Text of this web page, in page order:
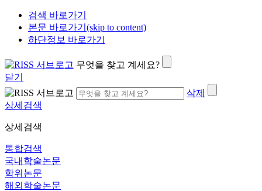
검색 바로가기
본문 바로가기(skip to content)
하단정보 바로가기
무엇을 찾고 계세요?
닫기
삭제
상세검색
상세검색
통합검색
국내학술논문
학위논문
해외학술논문